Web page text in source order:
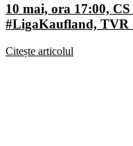
10 mai, ora 17:00,
#LigaKaufland, TVR
Citește articolul